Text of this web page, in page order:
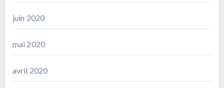
juin 2020
mai 2020
avril 2020